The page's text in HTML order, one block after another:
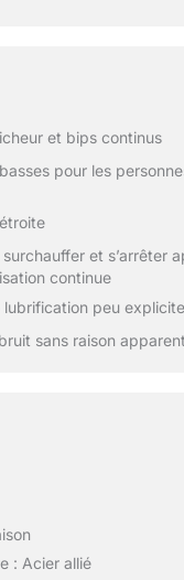
et bips continus
pour les
et s’arrêter
continue
peu
sans raison
: Acier allié